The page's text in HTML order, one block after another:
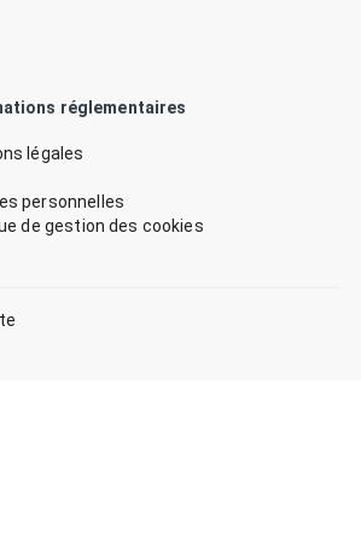
réglementaires
légales
personnelles
de gestion des cookies